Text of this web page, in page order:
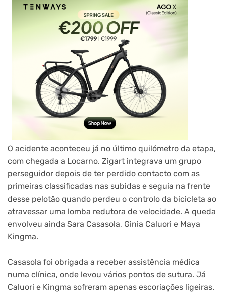
O acidente aconteceu já no último quilómetro da etapa,
com chegada a Locarno. Zigart integrava um grupo
perseguidor depois de ter perdido contacto com as
primeiras classificadas nas subidas e seguia na frente
desse pelotão quando perdeu o controlo da bicicleta ao
atravessar uma lomba redutora de velocidade. A queda
envolveu ainda Sara Casasola, Ginia Caluori e Maya
Kingma.
Casasola foi obrigada a receber assistência médica
numa clínica, onde levou vários pontos de sutura. Já
Caluori e Kingma sofreram apenas escoriações ligeiras.